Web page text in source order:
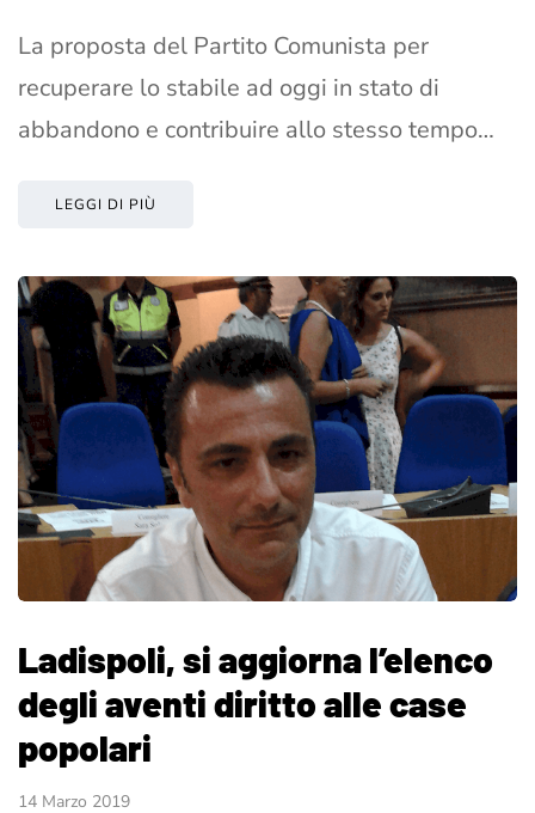
La proposta del Partito Comunista per
recuperare lo stabile ad oggi in stato di
abbandono e contribuire allo stesso tempo…
LEGGI DI PIÙ
Ladispoli, si aggiorna l’elenco
degli aventi diritto alle case
popolari
14 Marzo 2019